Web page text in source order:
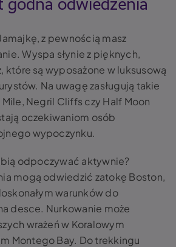
godna odwiedzenia
z pewnością masz
Wyspa słynie z pięknych,
które są wyposażone w luksusową
Na uwagę zasługują takie
Negril Cliffs czy Half Moon
oczekiwaniom osób
wypoczynku.
odpoczywać aktywnie?
mogą odwiedzić zatokę Boston,
warunków do
desce. Nurkowanie może
wrażeń w Koralowym
Montego Bay. Do trekkingu